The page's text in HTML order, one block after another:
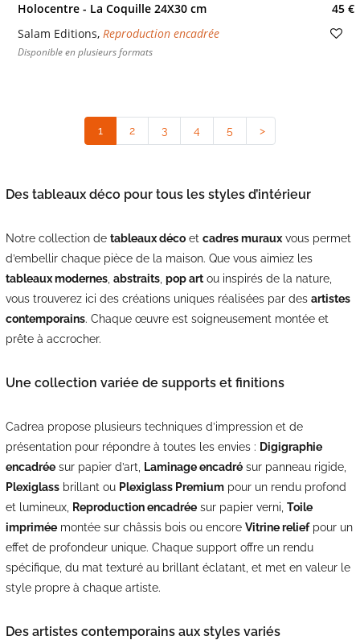
Holocentre - La Coquille 24X30 cm
45 €
Salam Editions, Reproduction encadrée
Disponible en plusieurs formats
1 (current)
2 3 4 5 >
Des tableaux déco pour tous les styles d’intérieur
Notre collection de tableaux décoet cadres murauxvous permet
d’embellir chaque pièce de la maison. Que vous aimiez les
tableaux modernes, abstraits, pop artou inspirés de la nature,
vous trouverez ici des créations uniques réalisées par des artistes
contemporains. Chaque œuvre est soigneusement montée et
prête à accrocher.
Une collection variée de supports et finitions
Cadrea propose plusieurs techniques d’impression et de
présentation pour répondre à toutes les envies : Digigraphie
encadréesur papier d’art, Laminage encadrésur panneau rigide,
Plexiglassbrillant ou Plexiglass Premiumpour un rendu profond
et lumineux,
Reproduction encadréesur papier verni, Toile
impriméemontée sur châssis bois ou encore Vitrine reliefpour un
effet de profondeur unique. Chaque support offre un rendu
spécifique, du mat texturé au brillant éclatant, et met en valeur le
style propre à chaque artiste.
Des artistes contemporains aux styles variés